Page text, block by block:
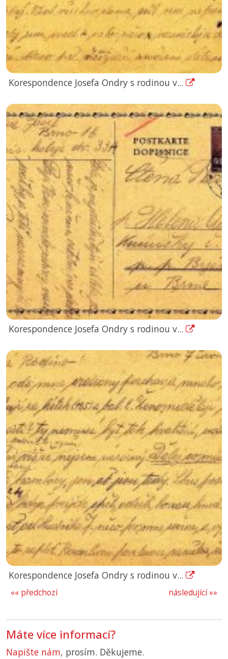
Korespondence Josefa Ondry s rodinou v...
Korespondence Josefa Ondry s rodinou v...
Korespondence Josefa Ondry s rodinou v...
následující »»
«« předchozí
Máte více informací?
Napište nám, prosím. Děkujeme.